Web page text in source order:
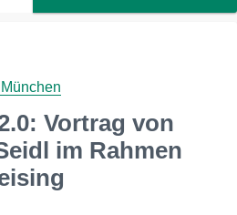
Vortrag von
im Rahmen